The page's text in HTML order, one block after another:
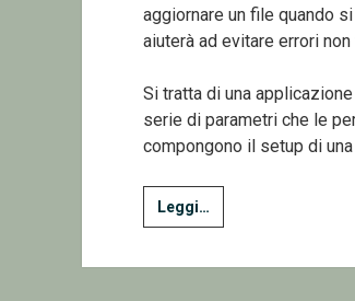
aggiornare un file quando
aiuterà ad evitare errori
Si tratta di una
serie di parametri che le
compongono il setup di
Leggi…
–